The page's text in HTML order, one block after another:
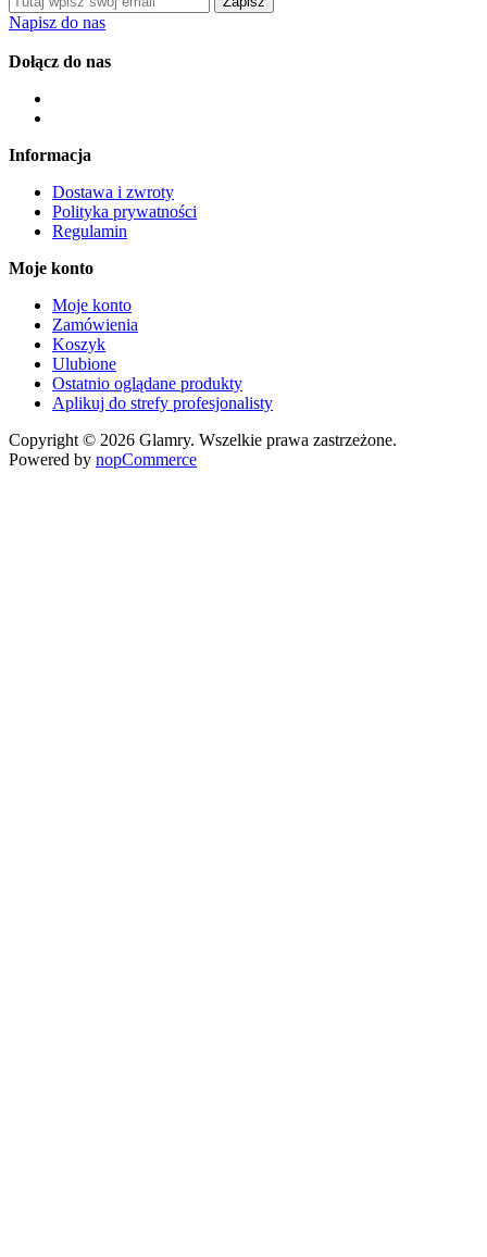
Napisz do nas
Dołącz do nas
Informacja
Dostawa i zwroty
Polityka prywatności
Regulamin
Moje konto
Moje konto
Zamówienia
Koszyk
Ulubione
Ostatnio oglądane produkty
Aplikuj do strefy profesjonalisty
Copyright © 2026 Glamry. Wszelkie prawa zastrzeżone.
Powered by nopCommerce